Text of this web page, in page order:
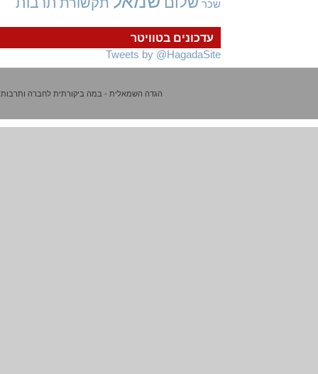
עדכונים בטוויטר
Tweets by @HagadaSite
שכר
הגדה השמאלית - במה ביקורתית לחברה ותרבות